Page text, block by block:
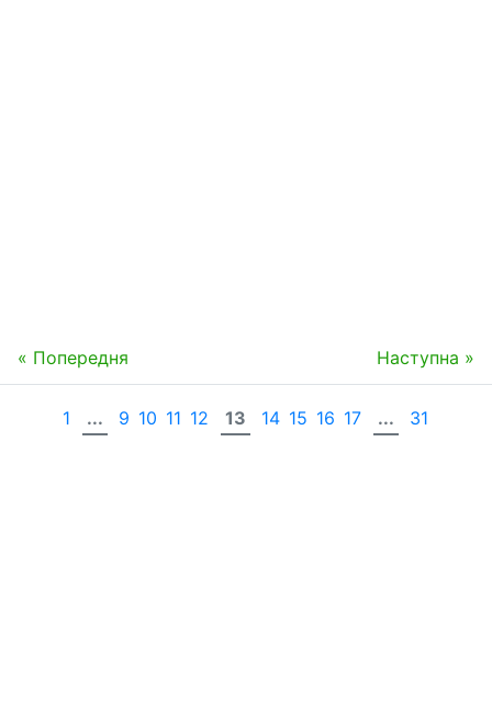
« Попередня Наступна »
1 ... 9 10 11 12 13 14 15 16 17 ... 31